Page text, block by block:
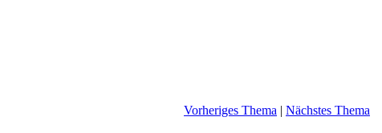
Vorheriges Thema | Nächstes Thema